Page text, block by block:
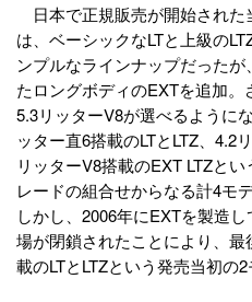
日本で正規販売が開始された
は、ベーシックなLTと上級の
ンプルなラインナップだったが
たロングボディのEXTを追加
5.3リッターV8が選べるように
ッター直6搭載のLTとLTZ、4.2
リッターV8搭載のEXT LTZと
レードの組合せからなる計4モ
しかし、2006年にEXTを製造
場が閉鎖されたことにより、
載のLTとLTZという発売当初の2